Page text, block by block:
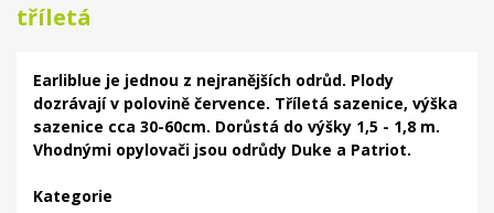
tříletá
Earliblue je jednou z nejranějších odrůd. Plody
dozrávají v polovině července. Tříletá sazenice, výška
sazenice cca 30-60cm. Dorůstá do výšky 1,5 - 1,8 m.
Vhodnými opylovači jsou odrůdy Duke a Patriot.
Kategorie